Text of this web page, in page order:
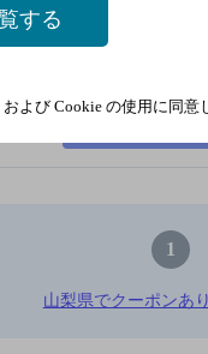
1
山梨県でクーポンあ
する
および Cookie の使用に同意